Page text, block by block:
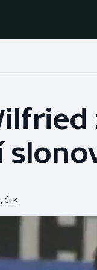
Baseball a softbal
Basketbal
Boby a skeleton
, ČTK